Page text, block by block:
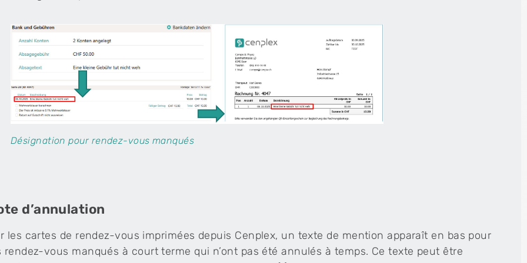
Désignation pour rendez-vous manqués
d’annulation
les cartes de rendez-vous imprimées depuis Cenplex, un texte de mention apparaît en bas pour
rendez-vous manqués à court terme qui n’ont pas été annulés à temps. Ce texte peut être